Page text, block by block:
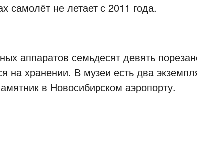
самолёт не летает с 2011 года.
аппаратов семьдесят девять
на хранении. В музеи есть два
в Новосибирском аэропорту.